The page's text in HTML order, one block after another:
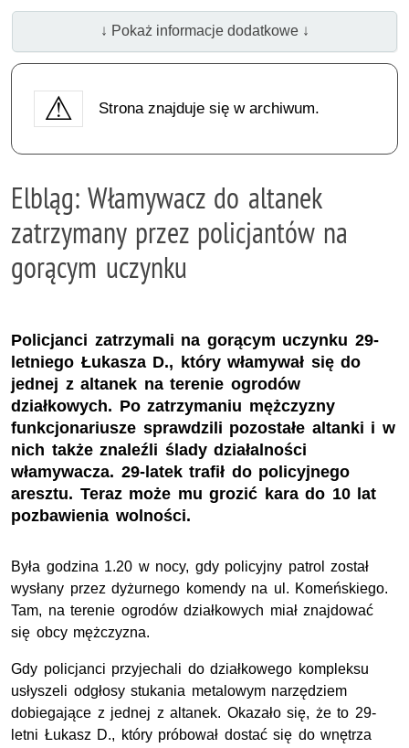
↓ Pokaż informacje dodatkowe ↓
Strona znajduje się w archiwum.
Elbląg: Włamywacz do altanek
zatrzymany przez policjantów na
gorącym uczynku
Policjanci zatrzymali na gorącym uczynku 29-
letniego Łukasza D., który włamywał się do
jednej z altanek na terenie ogrodów
działkowych. Po zatrzymaniu mężczyzny
funkcjonariusze sprawdzili pozostałe altanki i w
nich także znaleźli ślady działalności
włamywacza. 29-latek trafił do policyjnego
aresztu. Teraz może mu grozić kara do 10 lat
pozbawienia wolności.
Była godzina 1.20 w nocy, gdy policyjny patrol został
wysłany przez dyżurnego komendy na ul. Komeńskiego.
Tam, na terenie ogrodów działkowych miał znajdować
się obcy mężczyzna.
Gdy policjanci przyjechali do działkowego kompleksu
usłyszeli odgłosy stukania metalowym narzędziem
dobiegające z jednej z altanek. Okazało się, że to 29-
letni Łukasz D., który próbował dostać się do wnętrza